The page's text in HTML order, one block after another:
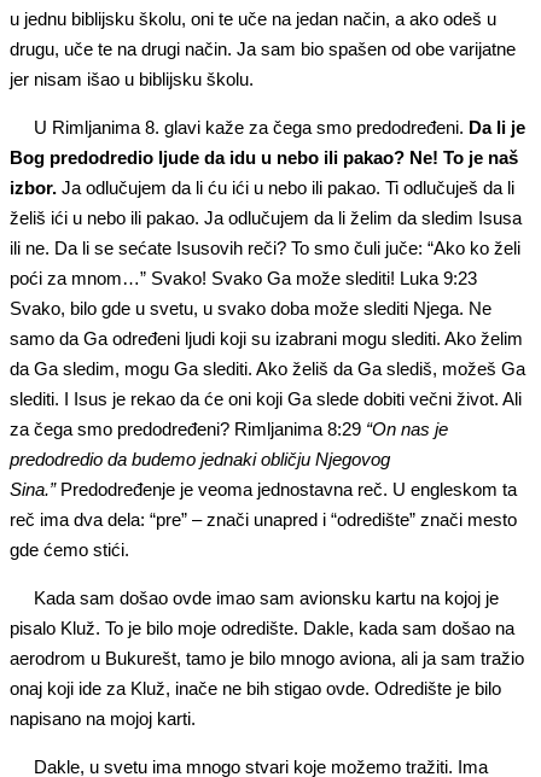
u jednu biblijsku školu, oni te uče na jedan način, a ako odeš u
drugu, uče te na drugi način. Ja sam bio spašen od obe varijatne
jer nisam išao u biblijsku školu.
U Rimljanima 8. glavi kaže za čega smo predodređeni. Da li je
Bog predodredio ljude da idu u nebo ili pakao? Ne! To je naš
izbor. Ja odlučujem da li ću ići u nebo ili pakao. Ti odlučuješ da li
želiš ići u nebo ili pakao. Ja odlučujem da li želim da sledim Isusa
ili ne. Da li se sećate Isusovih reči? To smo čuli juče: “Ako ko želi
poći za mnom…” Svako! Svako Ga može slediti! Luka 9:23
Svako, bilo gde u svetu, u svako doba može slediti Njega. Ne
samo da Ga određeni ljudi koji su izabrani mogu slediti. Ako želim
da Ga sledim, mogu Ga slediti. Ako želiš da Ga slediš, možeš Ga
slediti. I Isus je rekao da će oni koji Ga slede dobiti večni život. Ali
za čega smo predodređeni? Rimljanima 8:29 “On nas je
predodredio da budemo jednaki obličju Njegovog
Sina.”Predodređenje je veoma jednostavna reč. U engleskom ta
reč ima dva dela: “pre” – znači unapred i “odredište” znači mesto
gde ćemo stići.
Kada sam došao ovde imao sam avionsku kartu na kojoj je
pisalo Kluž. To je bilo moje odredište. Dakle, kada sam došao na
aerodrom u Bukurešt, tamo je bilo mnogo aviona, ali ja sam tražio
onaj koji ide za Kluž, inače ne bih stigao ovde. Odredište je bilo
napisano na mojoj karti.
Dakle, u svetu ima mnogo stvari koje možemo tražiti. Ima